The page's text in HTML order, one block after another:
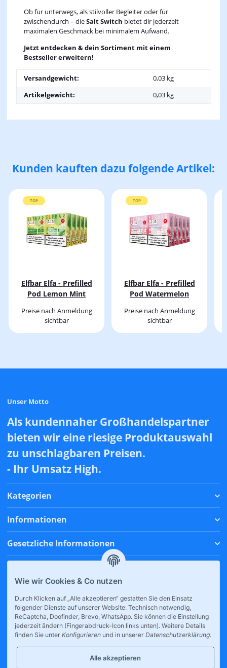
Ob für unterwegs, als stilvoller Begleiter oder für
zwischendurch – dieSalt Switch bietet dir jederzeit
maximalen Geschmack bei minimalem Aufwand.
Jetzt entdecken & dein Sortiment mit einem
Bestseller erweitern!
Versandgewicht:
0,03 kg
Artikelgewicht:
0,03 kg
Kunden kauften dazu folgende Artikel:
TOP
Elfbar Elfa - Prefilled
Pod Lemon Mint
Preise nach Anmeldung
sichtbar
TOP
Elfbar Elfa - Prefilled
Pod Watermelon
Preise nach Anmeldung
sichtbar
Unser Motto
Als kundennaher Großhandelspartner
bieten wir eine riesige Produktauswahl
zu unschlagbaren Preisen.
- Ihr Umsatz High.
Kategorien
Informationen
Gesetzliche Informationen
* Alle Preise inkl. gesetzlicher USt., zzgl.Versand
Wie wir Cookies & Co nutzen
Durch Klicken auf „Alle akzeptieren“ gestatten Sie den Einsatz
folgender Dienste auf unserer Website: Technisch notwendig,
ReCaptcha, Doofinder, Brevo, WhatsApp. Sie können die Einstellung
jederzeit ändern (Fingerabdruck-Icon links unten). Weitere Details
finden Sie unter Konfigurieren und in unserer Datenschutzerklärung.
Alle akzeptieren